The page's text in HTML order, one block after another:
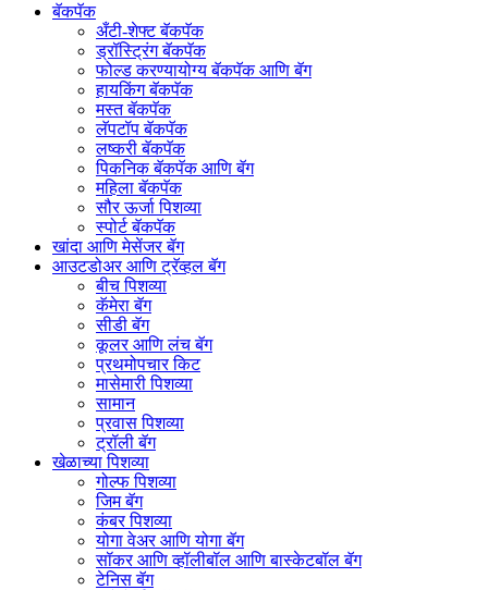
बॅकपॅक
अँटी-शेफ्ट बॅकपॅक
ड्रॉस्ट्रिंग बॅकपॅक
फोल्ड करण्यायोग्य बॅकपॅक आणि बॅग
हायकिंग बॅकपॅक
मस्त बॅकपॅक
लॅपटॉप बॅकपॅक
लष्करी बॅकपॅक
पिकनिक बॅकपॅक आणि बॅग
महिला बॅकपॅक
सौर ऊर्जा पिशव्या
स्पोर्ट बॅकपॅक
खांदा आणि मेसेंजर बॅग
आउटडोअर आणि ट्रॅव्हल बॅग
बीच पिशव्या
कॅमेरा बॅग
सीडी बॅग
कूलर आणि लंच बॅग
प्रथमोपचार किट
मासेमारी पिशव्या
सामान
प्रवास पिशव्या
ट्रॉली बॅग
खेळाच्या पिशव्या
गोल्फ पिशव्या
जिम बॅग
कंबर पिशव्या
योगा वेअर आणि योगा बॅग
सॉकर आणि व्हॉलीबॉल आणि बास्केटबॉल बॅग
टेनिस बॅग